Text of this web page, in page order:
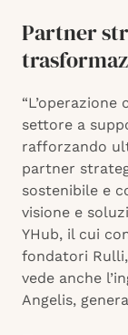
Partner
settore a
rafforzando
partner
sostenibile e
visione e
YHub, il cui
fondatori
vede anche
Angelis,